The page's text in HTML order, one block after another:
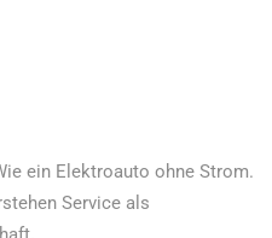
ein Elektroauto ohne Strom.
Service als